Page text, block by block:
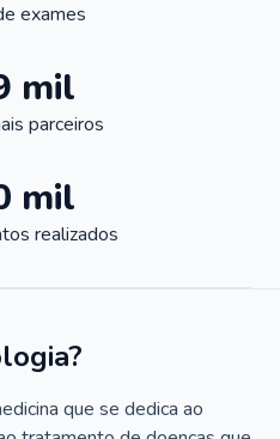
exames
mil
parceiros
mil
realizados
que se dedica ao